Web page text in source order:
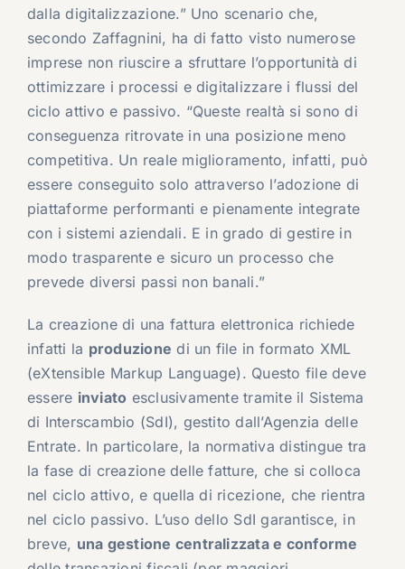
dalla digitalizzazione.” Uno scenario che,
secondo Zaffagnini, ha di fatto visto numerose
imprese non riuscire a sfruttare l’opportunità di
ottimizzare i processi e digitalizzare i flussi del
ciclo attivo e passivo. “Queste realtà si sono di
conseguenza ritrovate in una posizione meno
competitiva. Un reale miglioramento, infatti, può
essere conseguito solo attraverso l’adozione di
piattaforme performanti e pienamente integrate
con i sistemi aziendali. E in grado di gestire in
modo trasparente e sicuro un processo che
prevede diversi passi non banali.”
La creazione di una fattura elettronica richiede
infatti la produzione di un file in formato XML
(eXtensible Markup Language). Questo file deve
essere inviato esclusivamente tramite il Sistema
di Interscambio (SdI), gestito dall’Agenzia delle
Entrate. In particolare, la normativa distingue tra
la fase di creazione delle fatture, che si colloca
nel ciclo attivo, e quella di ricezione, che rientra
nel ciclo passivo. L’uso dello SdI garantisce, in
breve, una gestione centralizzata e conforme